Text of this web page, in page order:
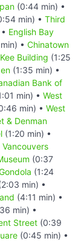
(0:44 min) •
min) • Third
English Bay
• Chinatown
Building (1:25
(1:35 min) •
Bank of
min) • West
min) • West
& Denman
(1:20 min) •
Vancouvers
(0:37
(1:24
min) •
(4:11 min) •
min) •
Street (0:39
(0:45 min) •